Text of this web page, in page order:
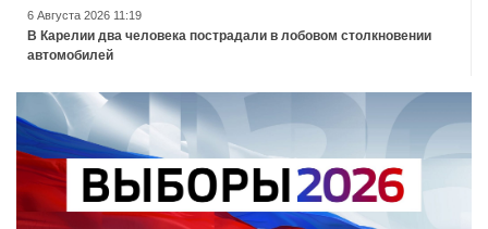
6 Августа 2026 11:19
В Карелии два человека пострадали в лобовом столкновении
автомобилей